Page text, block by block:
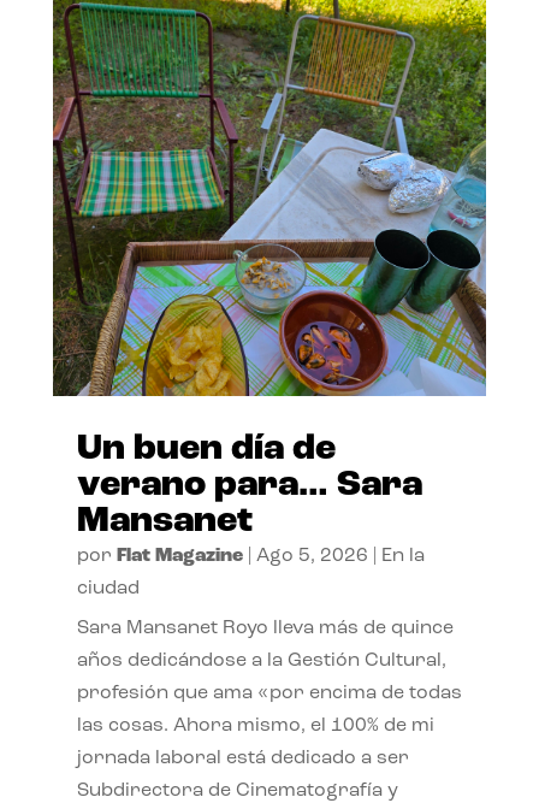
Un buen día de
verano para… Sara
Mansanet
por Flat Magazine| Ago 5, 2026
En la
ciudad
Sara Mansanet Royo lleva más de quince
años dedicándose a la Gestión Cultural,
profesión que ama «por encima de todas
las cosas. Ahora mismo, el 100% de mi
jornada laboral está dedicado a ser
Subdirectora de Cinematografía y